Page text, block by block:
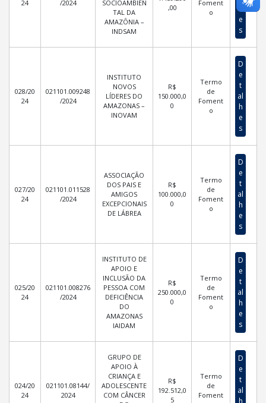
24 /2024
SOCIOAMBIEN
TAL DA
AMAZÔNIA –
INDSAM
,00
Foment
o
h
e
s
028/20
24
021101.009248
/2024
INSTITUTO
NOVOS
LÍDERES DO
AMAZONAS –
INOVAM
R$
150.000,0
0
Termo
de
Foment
o
D
e
t
al
h
e
s
027/20
24
021101.011528
/2024
ASSOCIAÇÃO
DOS PAIS E
AMIGOS
EXCEPCIONAIS
DE LÁBREA
R$
100.000,0
0
Termo
de
Foment
o
D
e
t
al
h
e
s
025/20
24
021101.008276
/2024
INSTITUTO DE
APOIO E
INCLUSÃO DA
PESSOA COM
DEFICIÊNCIA
DO
AMAZONAS
IAIDAM
R$
250.000,0
0
Termo
de
Foment
o
D
e
t
al
h
e
s
024/20
24
021101.08144/
2024
GRUPO DE
APOIO À
CRIANÇA E
ADOLESCENTE
COM CÂNCER
R$
192.512,0
5
Termo
de
Foment
D
e
t
al
h